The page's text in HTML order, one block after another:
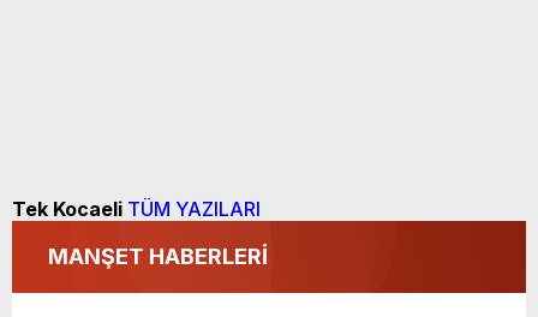
Tek Kocaeli TÜM YAZILARI
MANŞET HABERLERİ